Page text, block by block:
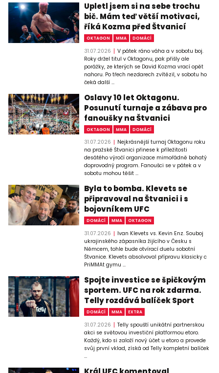
Upletl jsem si na sebe trochu
bič. Mám teď větší motivaci,
říká Kozma před Štvanicí
OKTAGON MMA DOMÁCÍ
31.07.2026
V pátek ráno váha a v sobotu boj.
Roky držel titul v Oktagonu, pak přišly ale
porážky, ze kterých se David Kozma vrací opět
nahoru. Po třech nezdarech zvítězil, v sobotu ho
čeká další ...
Oslavy 10 let Oktagonu.
Posunutí turnaje a zábava pro
fanoušky na Štvanici
OKTAGON MMA DOMÁCÍ
31.07.2026
Nejkrásnější turnaj Oktagonu roku
na pražské Štvanici přinese k příležitosti
desátého výročí organizace mimořádně bohatý
doprovodný program. Fanoušci se v pátek a v
sobotu mohou těšit ...
Byla to bomba. Klevets se
připravoval na Štvanici i s
bojovníkem UFC
DOMÁCÍ MMA OKTAGON
31.07.2026
Ivan Klevets vs. Kevin Enz. Souboj
ukrajinského zápasníka žijícího v Česku s
Němcem, tohle bude otvírací duelu sobotní
Štvanice. Klevets absolvoval přípravu klasicky c
PriMMAt gymu ...
Spojte investice se špičkovým
sportem. UFC na rok zdarma.
Telly rozdává balíček Sport
DOMÁCÍ MMA EXTRA
31.07.2026
Telly spouští unikátní partnerskou
akci se světovou investiční platformou etoro.
Každý, kdo si založí nový účet u etoro a provede
svůj první vklad, získá od Telly kompletní balíček
...